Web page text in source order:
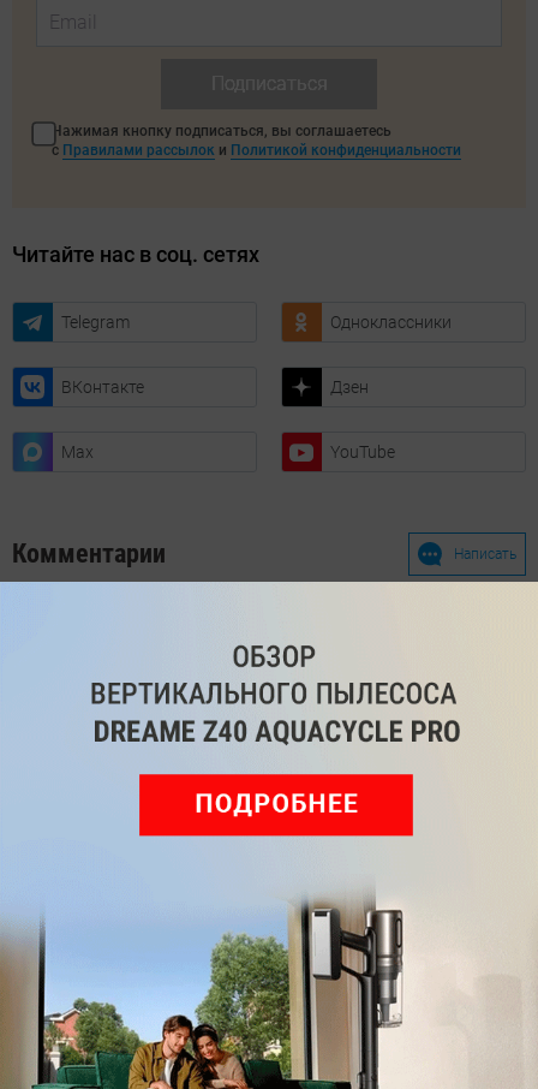
Нажимая кнопку подписаться, вы соглашаетесь
с Правилами рассылок и Политикой конфиденциальности
Читайте нас в соц. сетях
Telegram Одноклассники
ВКонтакте Дзен
Max YouTube
Комментарии Написать
Мы знаем, вам есть что сказать!
Войдитеили Зарегистрируйтесь, чтобы
оставить комментарий